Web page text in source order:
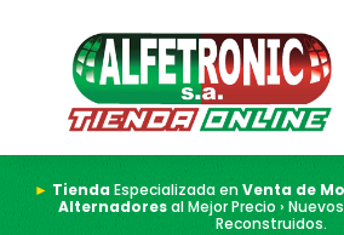
► TiendaEspecializada enVenta de
Alternadoresal Mejor Precio ›
Reconstruidos.